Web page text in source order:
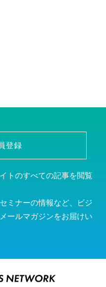
登録
トのすべての記事を閲覧
ミナーの情報など、ビジ
ールマガジンをお届けい